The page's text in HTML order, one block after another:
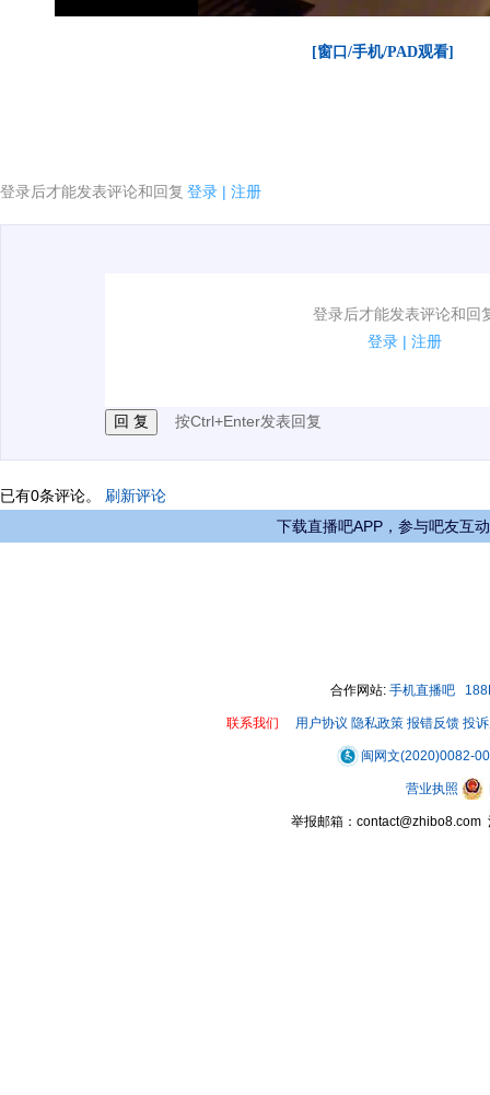
[窗口/手机/PAD观看]
登录后才能发表评论和回复 登录 | 注册
登录后才能发表评论和回
登录 | 注册
1.电脑端新用户可以发表评论了！
按Ctrl+Enter发表回复
已有0条评论。 刷新评论
下载直播吧APP，参与吧友互动
合作网站: 手机直播吧
联系我们 用户协议 隐私政策 报错反馈 投
闽网文(2020)0082-
营业执照
举报邮箱：